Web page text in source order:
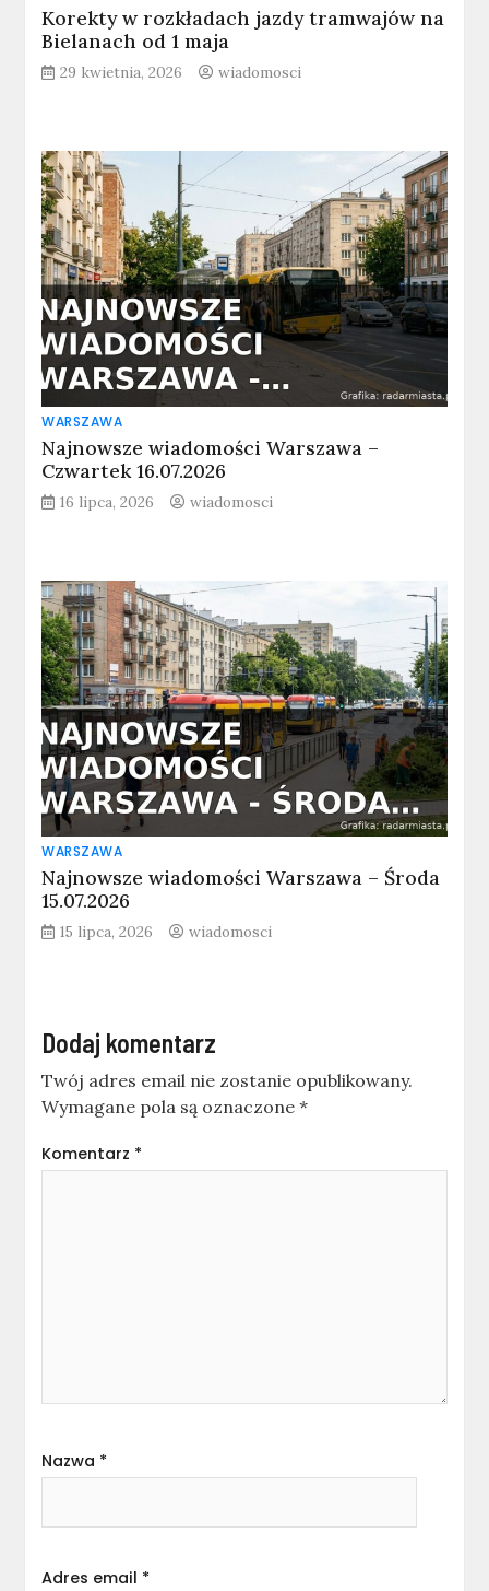
Korekty w rozkładach jazdy tramwajów na
Bielanach od 1 maja
29 kwietnia, 2026 wiadomosci
WARSZAWA
Najnowsze wiadomości Warszawa –
Czwartek 16.07.2026
16 lipca, 2026 wiadomosci
WARSZAWA
Najnowsze wiadomości Warszawa – Środa
15.07.2026
15 lipca, 2026 wiadomosci
Dodaj komentarz
Twój adres email nie zostanie opublikowany.
Wymagane pola są oznaczone*
Komentarz *
Nazwa *
Adres email *